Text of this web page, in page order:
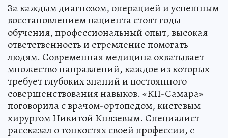
За каждым диагнозом, операцией и успешным
восстановлением пациента стоят годы
обучения, профессиональный опыт, высокая
ответственность и стремление помогать
людям. Современная медицина охватывает
множество направлений, каждое из которых
требует глубоких знаний и постоянного
совершенствования навыков. «КП-Самара»
поговорила с врачом-ортопедом, кистевым
хирургом Никитой Князевым. Специалист
рассказал о тонкостях своей профессии, с